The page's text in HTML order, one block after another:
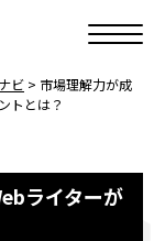
ビ > 市場理解力が成
トとは？
ライターが